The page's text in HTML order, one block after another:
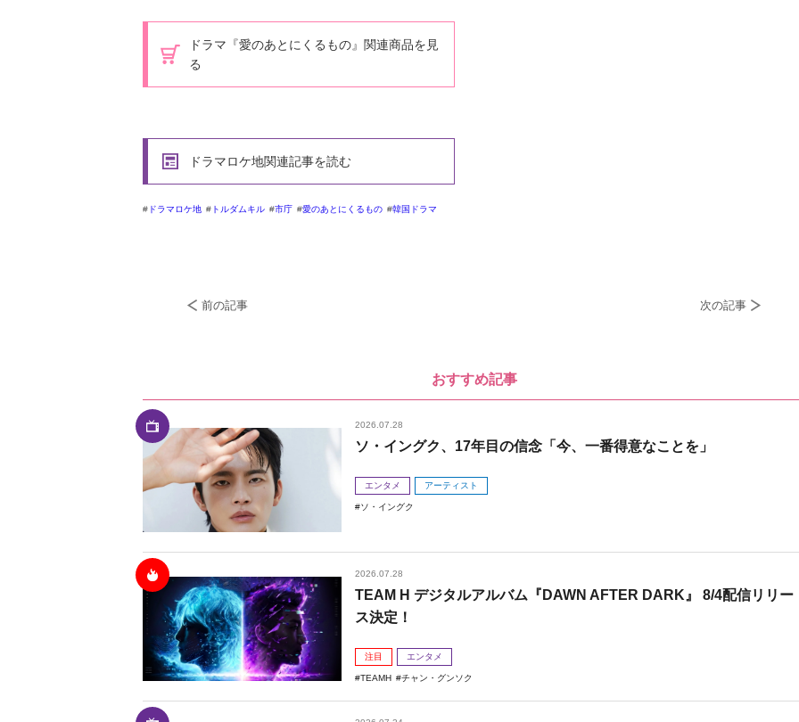
ドラマ『愛のあとにくるもの』関連商品を見
る
ドラマロケ地関連記事を読む
ドラマロケ地 トルダムキル 市庁 愛のあとにくるもの 韓国ドラマ
前の記事 次の記事
おすすめ記事
2026.07.28
ソ・イングク、17年目の信念「今、一番得意なことを」
エンタメ アーティスト
ソ・イングク
2026.07.28
TEAM H デジタルアルバム『DAWN AFTER DARK』 8/4配信リリー
ス決定！
注目 エンタメ
TEAMH チャン・グンソク